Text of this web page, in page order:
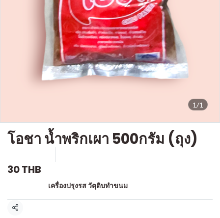
1/1
โอชา น้ำพริกเผา 500กรัม (ถุง)
30 THB
เครื่องปรุงรส วัตุดิบทำขนม
แชร์